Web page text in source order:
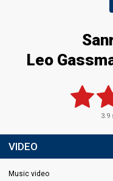
Leo
3.9
VIDEO
Music video